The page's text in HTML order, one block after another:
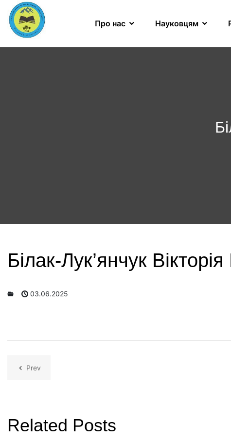
Про нас Науковцям
Білак-Лук’янчук
03.06.2025
Prev
Related Posts